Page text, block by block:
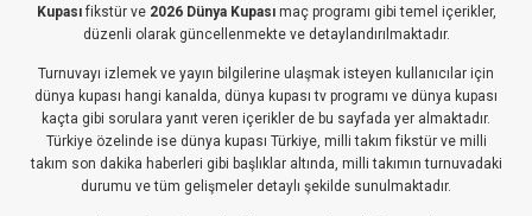
Kupasıfikstür ve 2026 Dünya Kupasımaç programı gibi temel içerikler,
düzenli olarak güncellenmekte ve detaylandırılmaktadır.
Turnuvayı izlemek ve yayın bilgilerine ulaşmak isteyen kullanıcılar için
dünya kupası hangi kanalda, dünya kupası tv programı ve dünya kupası
kaçta gibi sorulara yanıt veren içerikler de bu sayfada yer almaktadır.
Türkiye özelinde ise dünya kupası Türkiye, milli takım fikstür ve milli
takım son dakika haberleri gibi başlıklar altında, milli takımın turnuvadaki
durumu ve tüm gelişmeler detaylı şekilde sunulmaktadır.